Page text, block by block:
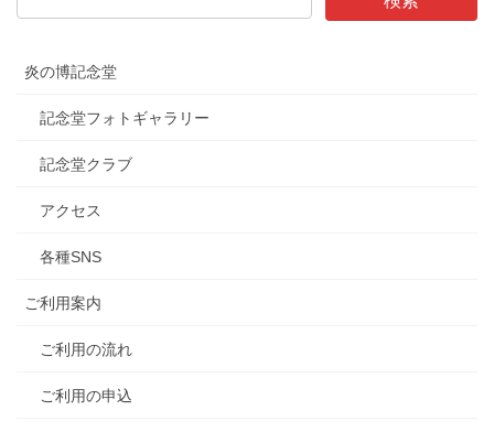
炎の博記念堂
記念堂フォトギャラリー
記念堂クラブ
アクセス
各種SNS
ご利用案内
ご利用の流れ
ご利用の申込